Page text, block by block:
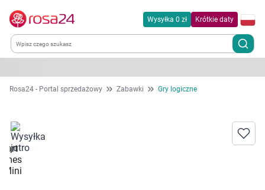
Wysyłka 0 zł Krótkie daty
Kategorie
Dla zwierząt
Dom i ogród
Rosa24 - Portal sprzedażowy Zabawki Gry logiczne